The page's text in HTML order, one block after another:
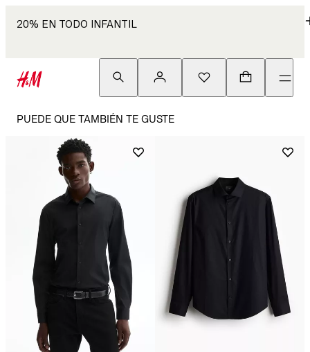
20% EN TODO INFANTIL
PUEDE QUE TAMBIÉN TE GUSTE